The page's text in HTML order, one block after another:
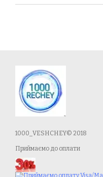
1000_VESHCHEY© 2018
Приймаємо до оплати